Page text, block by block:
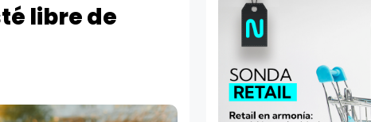
libre de